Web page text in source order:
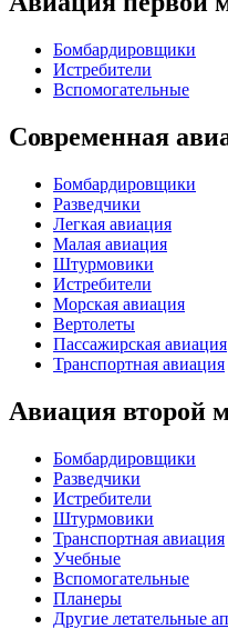
Бомбардировщики
Истребители
Вспомогательные
Современная
Бомбардировщики
Разведчики
Легкая авиация
Малая авиация
Штурмовики
Истребители
Морская авиация
Вертолеты
Пассажирская авиация
Транспортная авиация
Авиация второй
Бомбардировщики
Разведчики
Истребители
Штурмовики
Транспортная авиация
Учебные
Вспомогательные
Планеры
Другие летательные